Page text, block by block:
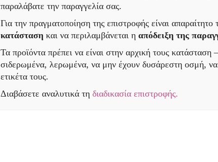
παραλάβατε την παραγγελία σας.
Για την πραγματοποίηση της επιστροφής είναι απαραίτητο
κατάστασηκαι να περιλαμβάνεται η απόδειξη της
Τα προϊόντα πρέπει να είναι στην αρχική τους
σιδερωμένα, λερωμένα, να μην έχουν δυσάρεστη οσμή, να
ετικέτα τους.
Διαβάσετε αναλυτικά τη διαδικασία επιστροφής.